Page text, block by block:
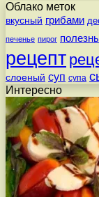
Облако меток
вкусный грибами
печенье пирог
рецепт
слоеный суп супа
Интересно